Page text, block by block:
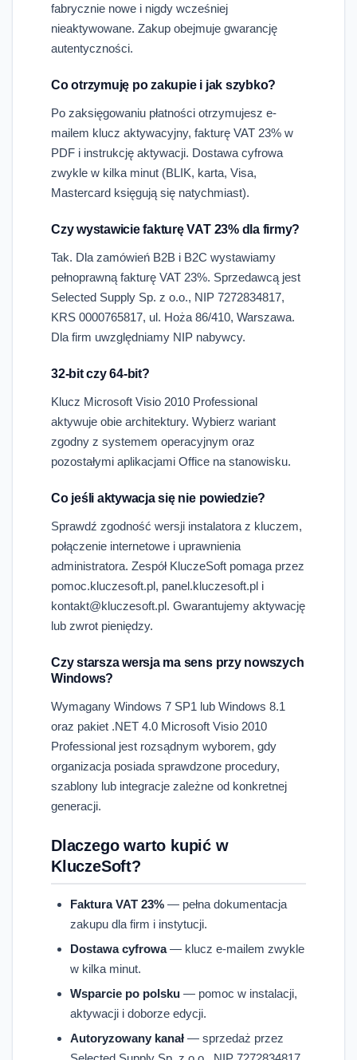
fabrycznie nowe i nigdy wcześniej
nieaktywowane. Zakup obejmuje gwarancję
autentyczności.
Co otrzymuję po zakupie i jak szybko?
Po zaksięgowaniu płatności otrzymujesz e-
mailem klucz aktywacyjny, fakturę VAT 23% w
PDF i instrukcję aktywacji. Dostawa cyfrowa
zwykle w kilka minut (BLIK, karta, Visa,
Mastercard księgują się natychmiast).
Czy wystawicie fakturę VAT 23% dla firmy?
Tak. Dla zamówień B2B i B2C wystawiamy
pełnoprawną fakturę VAT 23%. Sprzedawcą jest
Selected Supply Sp. z o.o., NIP 7272834817,
KRS 0000765817, ul. Hoża 86/410, Warszawa.
Dla firm uwzględniamy NIP nabywcy.
32-bit czy 64-bit?
Klucz Microsoft Visio 2010 Professional
aktywuje obie architektury. Wybierz wariant
zgodny z systemem operacyjnym oraz
pozostałymi aplikacjami Office na stanowisku.
Co jeśli aktywacja się nie powiedzie?
Sprawdź zgodność wersji instalatora z kluczem,
połączenie internetowe i uprawnienia
administratora. Zespół KluczeSoft pomaga przez
pomoc.kluczesoft.pl, panel.kluczesoft.pl i
kontakt@kluczesoft.pl. Gwarantujemy aktywację
lub zwrot pieniędzy.
Czy starsza wersja ma sens przy nowszych
Windows?
Wymagany Windows 7 SP1 lub Windows 8.1
oraz pakiet .NET 4.0 Microsoft Visio 2010
Professional jest rozsądnym wyborem, gdy
organizacja posiada sprawdzone procedury,
szablony lub integracje zależne od konkretnej
generacji.
Dlaczego warto kupić w
KluczeSoft?
Faktura VAT 23% — pełna dokumentacja
zakupu dla firm i instytucji.
Dostawa cyfrowa— klucz e-mailem zwykle
w kilka minut.
Wsparcie po polsku — pomoc w instalacji,
aktywacji i doborze edycji.
Autoryzowany kanał — sprzedaż przez